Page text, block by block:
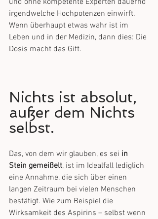
und ohne kompetente Experten dauernd
irgendwelche Hochpotenzen einwirft.
Wenn überhaupt etwas wahr ist im
Leben und in der Medizin, dann dies: Die
Dosis macht das Gift.﻿
Nichts ist absolut,
außer dem Nichts
selbst.
Das, von dem wir glauben, es sei in
Stein gemeißelt, ist im Idealfall lediglich
eine Annahme, die sich über einen
langen Zeitraum bei vielen Menschen
bestätigt. Wie zum Beispiel die
Wirksamkeit des Aspirins – selbst wenn